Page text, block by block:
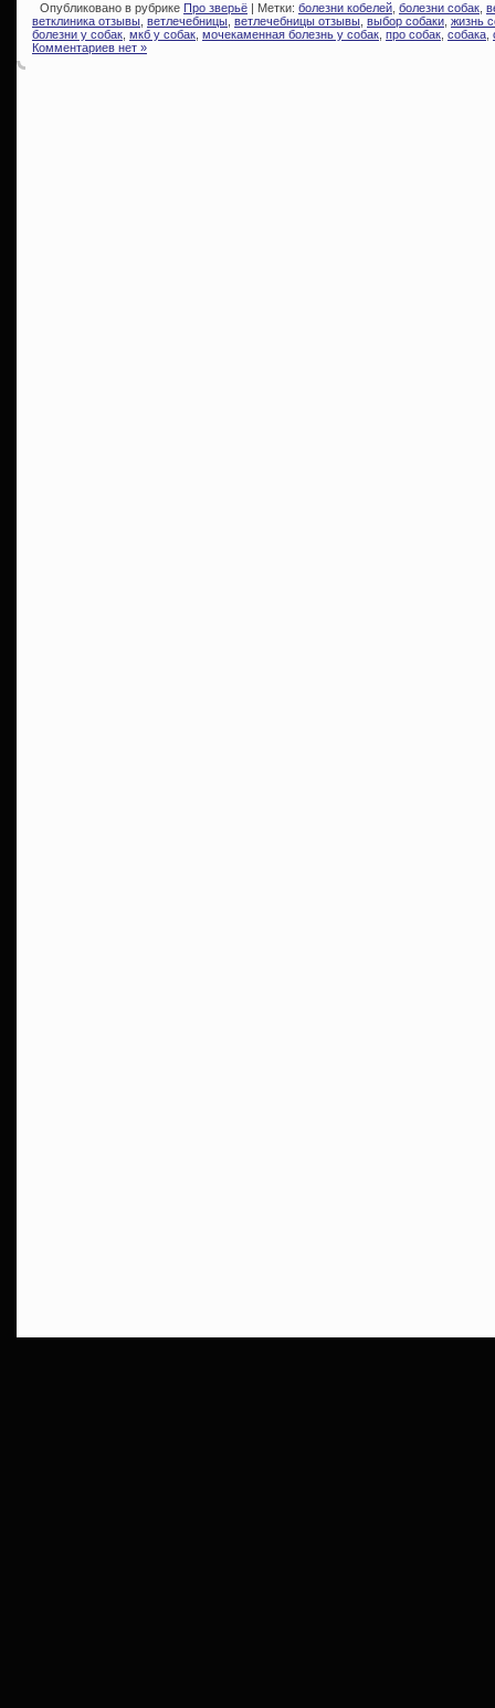
Опубликовано в рубрике Про зверьё | Метки: болезни кобелей болезни собак
ветклиника отзывы ветлечебницы ветлечебницы отзывы выбор собаки жизнь
болезни у собак мкб у собак мочекаменная болезнь у собак про собак собака
Комментариев нет »